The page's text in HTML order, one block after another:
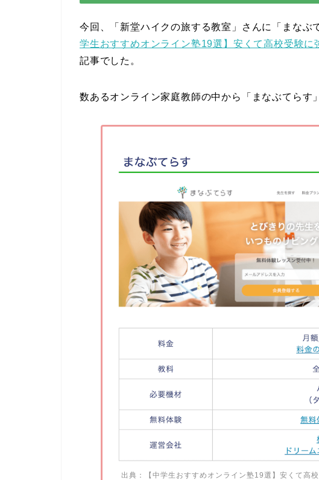
今回、「新堂ハイクの旅する教室」さんに「まなぶ
学生おすすめオンライン塾19選】安くて高校受験に
記事でした。
数あるオンライン家庭教師の中から「まなぶてらす
出典：
【中学生おすすめオンライン塾19選】安くて高